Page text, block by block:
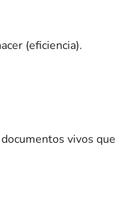
(eficiencia).
vivos